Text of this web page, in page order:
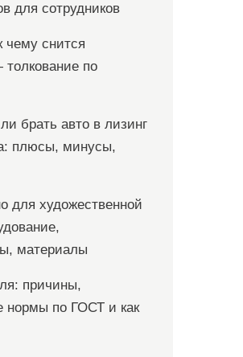
для сотрудников
чему снится
по
брать авто в лизинг
плюсы, минусы,
для художественной
материалы
причины,
нормы по ГОСТ и как